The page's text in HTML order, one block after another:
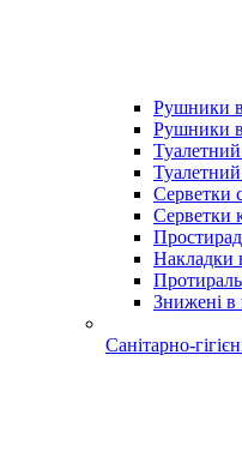
Рушники
Рушники
Серветки
Серветки
Накладки
Знижені в
Санітарно-